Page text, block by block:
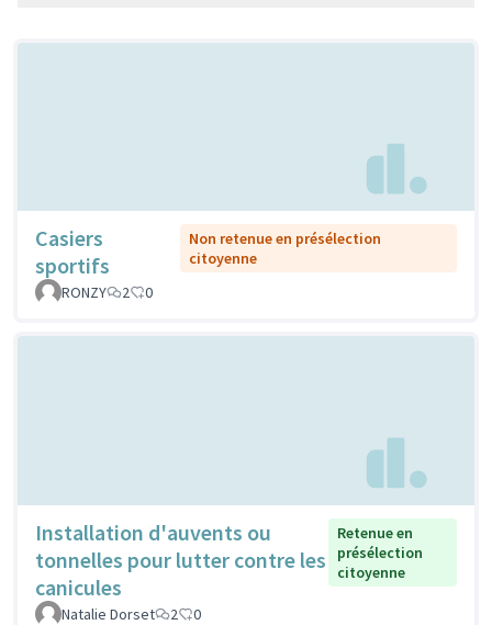
Casiers
sportifs
Non retenue en présélection
citoyenne
RONZY
2 0
Installation d'auvents ou
tonnelles pour lutter contre les
canicules
Retenue en
présélection
citoyenne
Natalie Dorset 2 0